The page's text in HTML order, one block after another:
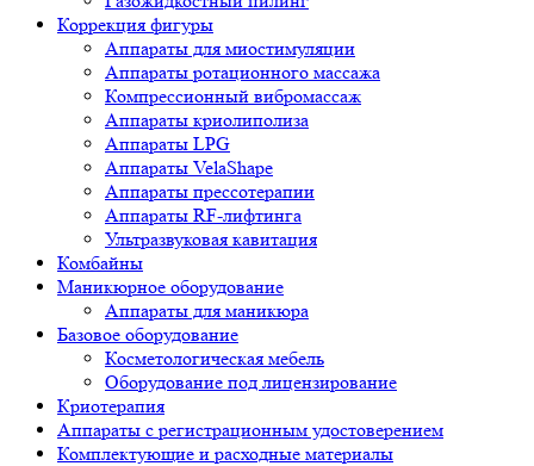
Коррекция фигуры
Аппараты для миостимуляции
Аппараты ротационного массажа
Компрессионный вибромассаж
Аппараты криолиполиза
Аппараты LPG
Аппараты VelaShape
Аппараты прессотерапии
Аппараты RF-лифтинга
Ультразвуковая кавитация
Комбайны
Маникюрное оборудование
Аппараты для маникюра
Базовое оборудование
Косметологическая мебель
Оборудование под лицензирование
Криотерапия
Аппараты c регистрационным удостоверением
Комплектующие и расходные материалы